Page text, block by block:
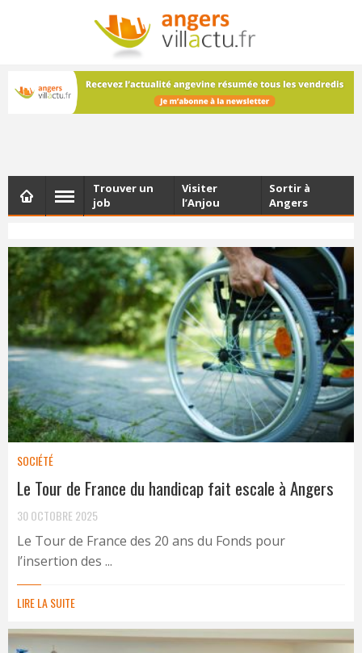
NEWSLETTER
Les dernières actualités d'Angers, chaque vendredi dans
votre boîte e-mail
Trouver un
job
Visiter
l’Anjou
Sortir à
Angers
SOCIÉTÉ
Le Tour de France du handicap fait escale à Angers
30 OCTOBRE 2025
Le Tour de France des 20 ans du Fonds pour
l’insertion des ...
LIRE LA SUITE